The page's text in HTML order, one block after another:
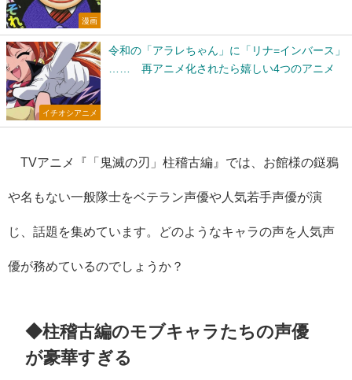
漫画
イチオシアニメ
令和の「アラレちゃん」に「リナ=インバース」
…… 再アニメ化されたら嬉しい4つのアニメ
TVアニメ『「鬼滅の刃」柱稽古編』では、お館様の鎹鴉
や名もない一般隊士をベテラン声優や人気若手声優が演
じ、話題を集めています。どのようなキャラの声を人気声
優が務めているのでしょうか？
◆柱稽古編のモブキャラたちの声優
が豪華すぎる